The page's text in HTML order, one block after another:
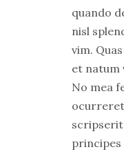
quando
nisl
vim.
et natum
No mea
principes